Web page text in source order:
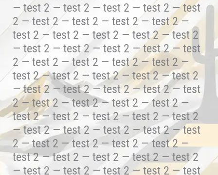
— test 2 — test 2 — test 2 — test 2 — test
2 — test 2 — test 2 — test 2 — test 2 —
test 2 — test 2 — test 2 — test 2 — test 2
— test 2 — test 2 — test 2 — test 2 — test
2 — test 2 — test 2 — test 2 — test 2 —
test 2 — test 2 — test 2 — test 2 — test 2
— test 2 — test 2 — test 2 — test 2 — test
2 — test 2 — test 2 — test 2 — test 2 —
test 2 — test 2 — test 2 — test 2 — test 2
— test 2 — test 2 — test 2 — test 2 — test
2 — test 2 — test 2 — test 2 — test 2 —
test 2 — test 2 — test 2 — test 2 — test 2
— test 2 — test 2 — test 2 — test 2 — test